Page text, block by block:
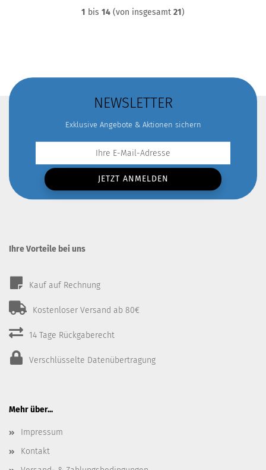
1 bis 14 (von insgesamt 21)
NEWSLETTER
Exklusive Angebote & Aktionen sichern
Ihre Vorteile bei uns
Kauf auf Rechnung
Kostenloser Versand ab 80€
14 Tage Rückgaberecht
Verschlüsselte Datenübertragung
Mehr über...
Impressum
Kontakt